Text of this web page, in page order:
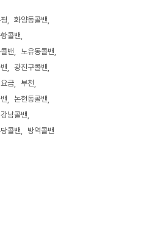
화양동콜밴
콜밴
밴
노유동콜밴
광진구콜밴
요금
부천
논현동콜밴
강남콜밴
콜밴 방역콜밴